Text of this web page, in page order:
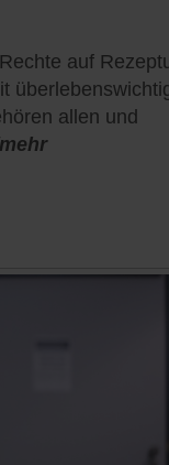
auf
allen und